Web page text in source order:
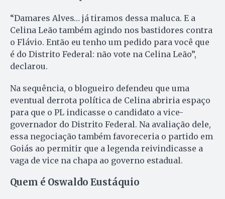
“Damares Alves… já tiramos dessa maluca. E a
Celina Leão também agindo nos bastidores contra
o Flávio. Então eu tenho um pedido para você que
é do Distrito Federal: não vote na Celina Leão”,
declarou.
Na sequência, o blogueiro defendeu que uma
eventual derrota política de Celina abriria espaço
para que o PL indicasse o candidato a vice-
governador do Distrito Federal. Na avaliação dele,
essa negociação também favoreceria o partido em
Goiás ao permitir que a legenda reivindicasse a
vaga de vice na chapa ao governo estadual.
Quem é Oswaldo Eustáquio